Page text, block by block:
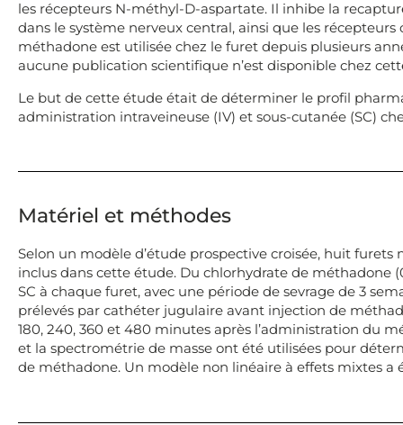
les récepteurs N-méthyl-D-aspartate. Il inhibe la
dans le système nerveux central, ainsi que les
méthadone est utilisée chez le furet depuis plusieurs
aucune publication scientifique n’est disponible chez
Le but de cette étude était de déterminer le profil
administration intraveineuse (IV) et sous-cutanée (SC)
Matériel et méthodes
Selon un modèle d’étude prospective croisée, huit
inclus dans cette étude. Du chlorhydrate de méthadone
SC à chaque furet, avec une période de sevrage de 3
prélevés par cathéter jugulaire avant injection de
180, 240, 360 et 480 minutes après l’administration du
et la spectrométrie de masse ont été utilisées pour
de méthadone. Un modèle non linéaire à effets mixtes a